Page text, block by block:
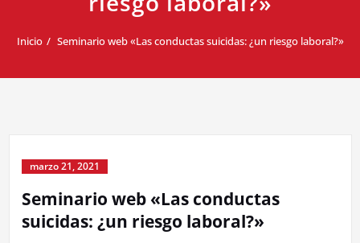
Inicio Seminario web «Las conductas suicidas: ¿un riesgo laboral?»
marzo 21, 2021
Seminario web «Las conductas
suicidas: ¿un riesgo laboral?»